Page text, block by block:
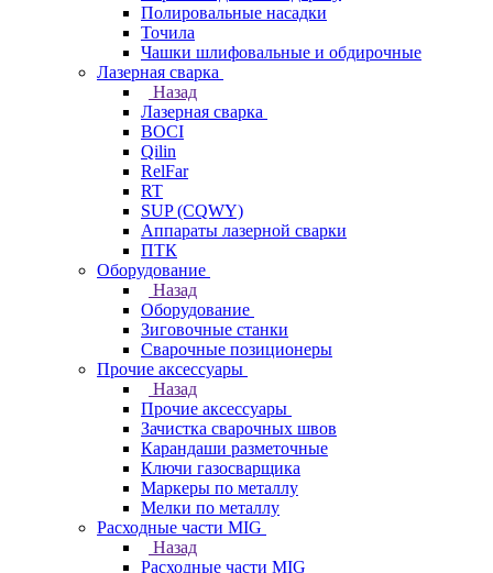
Полировальные насадки
Точила
Чашки шлифовальные и обдирочные
Лазерная сварка
Назад
Лазерная сварка
BOCI
Qilin
RelFar
RT
SUP (CQWY)
Аппараты лазерной сварки
ПТК
Оборудование
Назад
Оборудование
Зиговочные станки
Сварочные позиционеры
Прочие аксессуары
Назад
Прочие аксессуары
Зачистка сварочных швов
Карандаши разметочные
Ключи газосварщика
Маркеры по металлу
Мелки по металлу
Расходные части MIG
Назад
Расходные части MIG